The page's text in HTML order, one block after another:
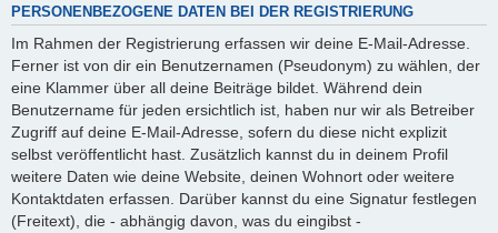
PERSONENBEZOGENE DATEN BEI DER REGISTRIERUNG
Im Rahmen der Registrierung erfassen wir deine E-Mail-Adresse.
Ferner ist von dir ein Benutzernamen (Pseudonym) zu wählen, der
eine Klammer über all deine Beiträge bildet. Während dein
Benutzername für jeden ersichtlich ist, haben nur wir als Betreiber
Zugriff auf deine E-Mail-Adresse, sofern du diese nicht explizit
selbst veröffentlicht hast. Zusätzlich kannst du in deinem Profil
weitere Daten wie deine Website, deinen Wohnort oder weitere
Kontaktdaten erfassen. Darüber kannst du eine Signatur festlegen
(Freitext), die - abhängig davon, was du eingibst -